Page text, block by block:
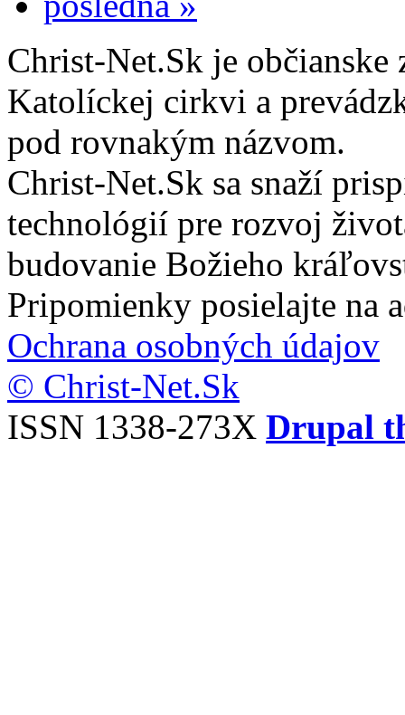
Christ-Net.Sk je
Katolíckej cirkvi a
pod rovnakým názvom.
Christ-Net.Sk sa snaží
technológií pre rozvoj
budovanie Božieho
Pripomienky posielajte na
Ochrana osobných údajov
© Christ-Net.Sk
ISSN 1338-273X Drupal